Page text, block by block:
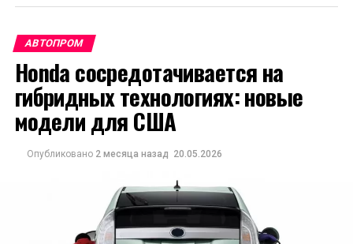
АВТОПРОМ
Honda сосредотачивается на
гибридных технологиях: новые
модели для США
Опубликовано 2 месяца назад 20.05.2026